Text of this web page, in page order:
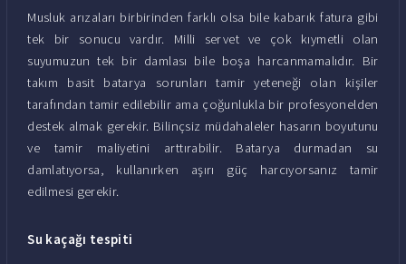
Musluk arızaları birbirinden farklı olsa bile kabarık fatura gibi
tek bir sonucu vardır. Milli servet ve çok kıymetli olan
suyumuzun tek bir damlası bile boşa harcanmamalıdır. Bir
takım basit batarya sorunları tamir yeteneği olan kişiler
tarafından tamir edilebilir ama çoğunlukla bir profesyonelden
destek almak gerekir. Bilinçsiz müdahaleler hasarın boyutunu
ve tamir maliyetini arttırabilir. Batarya durmadan su
damlatıyorsa, kullanırken aşırı güç harcıyorsanız tamir
edilmesi gerekir.
Su kaçağı tespiti